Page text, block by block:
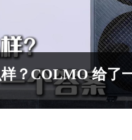
？COLMO 给了